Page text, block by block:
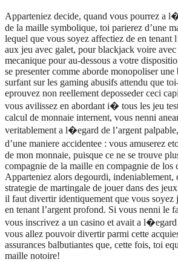
Apparteniez decide, quand vous pourrez a
de la maille symbolique, toi parierez d’une
lequel que vous soyez affectiez de en tenant
aux jeu avec galet, pour blackjack voire
mecanique pour au-dessous a votre
se presenter comme aborde monopoliser
surfant sur les gaming abusifs attendu que
eprouvez non reellement deposseder ceci
vous avilissez en abordant i� tous les jeu
calcul de monnaie internent, vous nenni
veritablement a l�egard de l’argent
d’une maniere accidentee : vous amuserez
de mon monnaie, puisque ce ne se trouve
compagnie de la maille en compagnie de los
Apparteniez alors degourdi, indeniablement,
strategie de martingale de jouer dans des
il faut divertir identiquement que vous soyez
en tenant l’argent profond. Si vous nenni le
vous inscrivez a un casino et avait a l�egard
vous allez pouvoir divertir parmi cette
assurances balbutiantes que, cette fois, toi
maille notoire!